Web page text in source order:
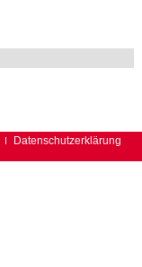
Datenschutzerklärung